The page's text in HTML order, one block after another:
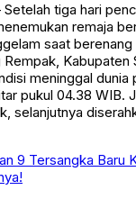
tiga hari
remaja
saat berenang
Kabupaten
meninggal dunia
pukul 04.38 WIB.
selanjutnya